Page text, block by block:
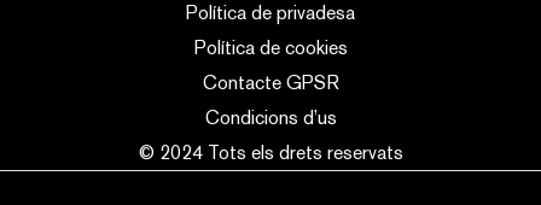
Política de privadesa
Política de cookies
Contacte GPSR
Condicions d’us
© 2024 Tots els drets reservats